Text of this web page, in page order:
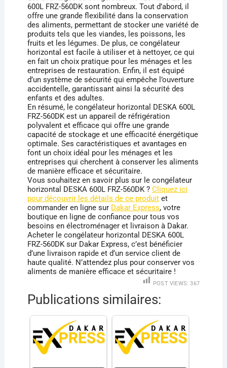
600L FRZ-560DK sont nombreux. Tout d’abord, il
offre une grande flexibilité dans la conservation
des aliments, permettant de stocker une variété de
produits tels que les viandes, les poissons, les
fruits et les légumes. De plus, ce congélateur
horizontal est facile à utiliser et à nettoyer, ce qui
en fait un choix pratique pour les ménages et les
entreprises de restauration. Enfin, il est équipé
d’un système de sécurité qui empêche l’ouverture
accidentelle, garantissant ainsi la sécurité des
enfants et des adultes.
En résumé, le congélateur horizontal DESKA 600L
FRZ-560DK est un appareil de réfrigération
polyvalent et efficace qui offre une grande
capacité de stockage et une efficacité énergétique
optimale. Ses caractéristiques et avantages en
font un choix idéal pour les ménages et les
entreprises qui cherchent à conserver les aliments
de manière efficace et sécuritaire.
Vous souhaitez en savoir plus sur le congélateur
horizontal DESKA 600L FRZ-560DK ? Cliquez ici
pour découvrir les détails de ce produitet
commander en ligne sur Dakar Express, votre
boutique en ligne de confiance pour tous vos
besoins en électroménager et livraison à Dakar.
Acheter le congélateur horizontal DESKA 600L
FRZ-560DK sur Dakar Express, c’est bénéficier
d’une livraison rapide et d’un service client de
haute qualité. N’attendez plus pour conserver vos
aliments de manière efficace et sécuritaire !
POST VIEWS: 367
Publications similaires: